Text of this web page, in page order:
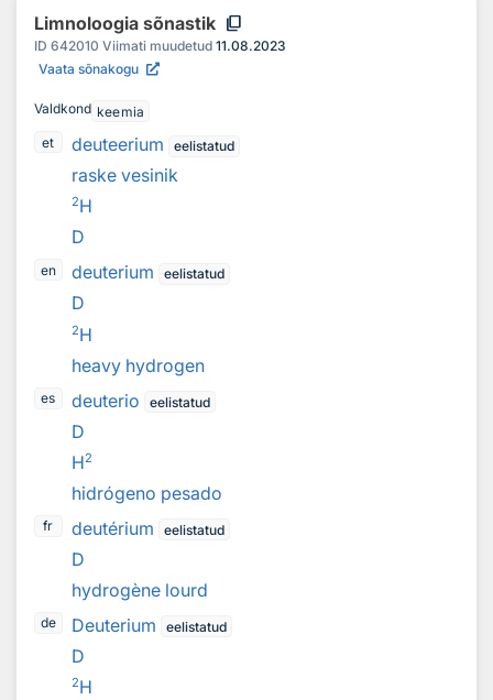
Limnoloogia sõnastik content_copy
ID 642010 Viimati muudetud 11.08.2023
Vaata sõnakogu
Valdkond keemia
et
deuteerium eelistatud
raske vesinik
2H
D
en deuterium eelistatud
D
2H
heavy hydrogen
es deuterio eelistatud
D
H2
hidrógeno pesado
fr deutérium eelistatud
D
hydrogène lourd
de Deuterium eelistatud
D
2H